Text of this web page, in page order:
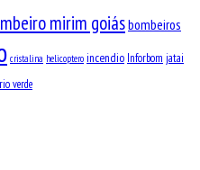
mirim goiásbombeiros
cristalina helicoptero incendio Inforbom jatai
rio verde